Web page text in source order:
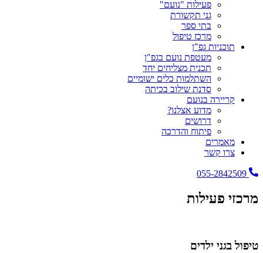
פעילות "נועם"
גני תקשורת
בתי ספר
מרכז טיפול
תוכניות גפ"ן
מעטפת נועם בגפ"ן
תכנית מצליחים יחד
השתלמות כלים ישומיים
סדנת שילוב בכיתה
קריירה בנועם
מדוע אצלנו?
דרושים
פיתוח והדרכה
מאמרים
צרו קשר
055-2842509
מרכזי פעילות
טיפול בגני ילדים